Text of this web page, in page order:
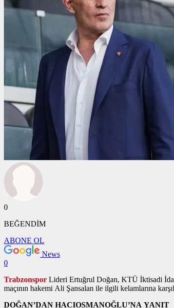
0
BEĞENDİM
ABONE OL
News
0
Trabzonspor Lideri Ertuğrul Doğan, KTÜ İktisadi
maçının hakemi Ali Şansalan ile ilgili kelamlarına
DOĞAN’DAN HACIOSMANOĞLU’NA YANIT